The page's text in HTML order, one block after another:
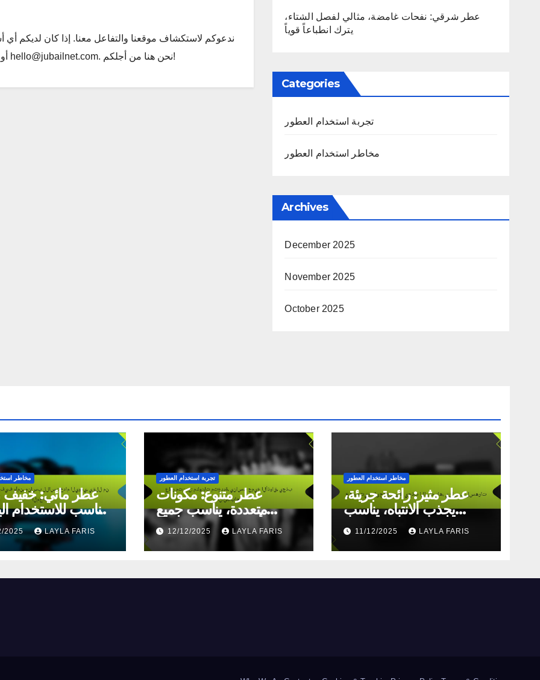
hello@jubailnet.com . نحن هنا من أجلكم!
عطر شرقي: نفحات غامضة، مثالي لفصل الشتاء،
يترك انطباعاً قوياً
Categories
تجربة استخدام العطور
مخاطر استخدام العطور
Archives
December 2025
November 2025
October 2025
مخاطر
عطر مائي: خفيف
مناسب للاستخدام
يقلل من2025 LAYLA FARIS
تجربة استخدام العطور
عطر متنوع: مكونات
متعددة، يناسب جميع
الأذواق، يجذب الانتباه
12/12/2025 LAYLA FARIS
مخاطر استخدام العطور
عطر مثير: رائحة جريئة،
يجذب الانتباه، يناسب
السهرات
11/12/2025 LAYLA FARIS